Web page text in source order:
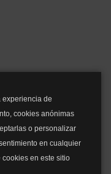
experiencia de
cookies anónimas
o personalizar
en cualquier
en este sitio